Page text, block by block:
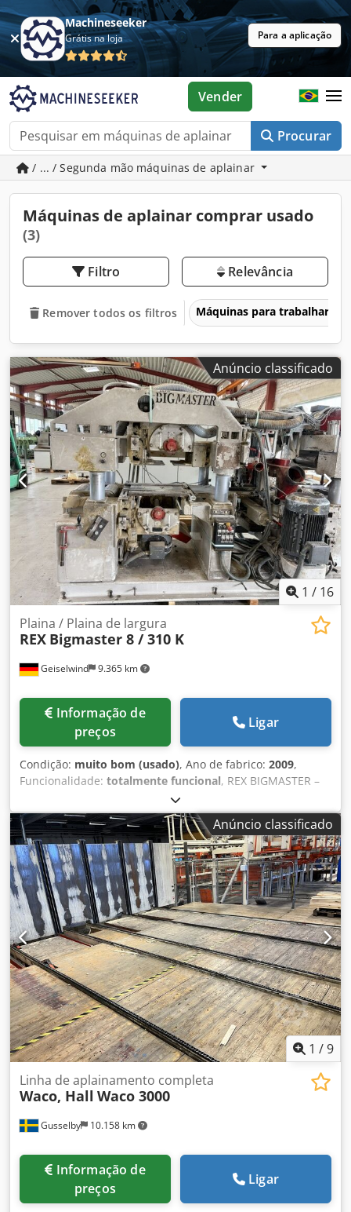
Machineseeker
Grátis na loja Para a aplicação
Procurar
Vender
/ ... / Segunda mão máquinas de aplainar
Máquinas de aplainar comprar usado
(3)
Filtro Relevância
Remover todos os filtros Máquinas para trabalhar
Anúncio classificado
1 / 16
Geiselwind 9.365 km
Plaina / Plaina de largura
REX Bigmaster 8 / 310 K
preços
Ligar
Condição: muito bom (usado), Ano de fabrico: 2009,
Funcionalidade: totalmente funcional, REX BIGMASTER –
Máquina de plainar Dedszrtpmopfx Aptekr
A+D+FR+FL+AFV+NSH+HFRo+HFRu 6 eixos + 2 unidades de
corte em ângulo. Disposição dos eixos: U-O-L-R-O-U Avanço
regulado por frequência até 80 m/min. Largura de
plainagem: 310 mm. Altura de plainagem: 205 / 300.
Controlo de posicionamento. Armário elétrico com controlo
e unidade de potência. Painel de controlo. Cabine com
isolamento acústico. 2 jogos de ferramentas.
Documentação técnica.
Anúncio classificado
1 /9
Gusselby 10.158 km
Linha de aplainamento completa
Waco, Hall Waco 3000
preços
Ligar